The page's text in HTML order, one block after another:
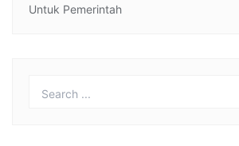
Untuk Pemerintah